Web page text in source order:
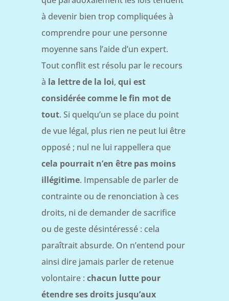
à devenir bien trop compliquées à
comprendre pour une personne
moyenne sans l’aide d’un expert.
Tout conflit est résolu par le recours
à la lettre de la loi, qui est
considérée comme le fin mot de
tout. Si quelqu’un se place du point
de vue légal, plus rien ne peut lui être
opposé ; nul ne lui rappellera que
cela pourrait n’en être pas moins
illégitime. Impensable de parler de
contrainte ou de renonciation à ces
droits, ni de demander de sacrifice
ou de geste désintéressé : cela
paraîtrait absurde. On n’entend pour
ainsi dire jamais parler de retenue
volontaire : chacun lutte pour
étendre ses droits jusqu’aux